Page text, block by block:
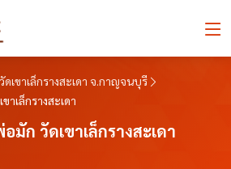
เขาเล็กรางสะเดา จ.กาญจนบุรี
เล็กรางสะเดา
มัก วัดเขาเล็กรางสะเดา